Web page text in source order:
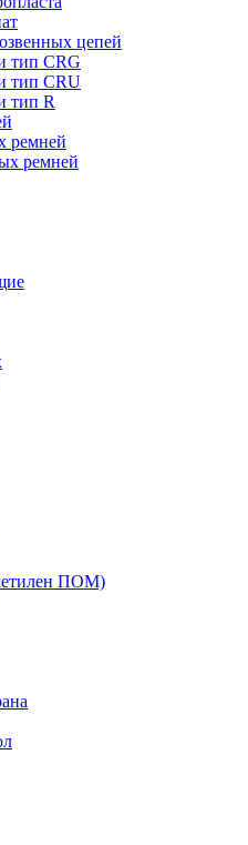
цепей
тип CRG
тип CRU
тип R
ремней
ремней
ПОМ)